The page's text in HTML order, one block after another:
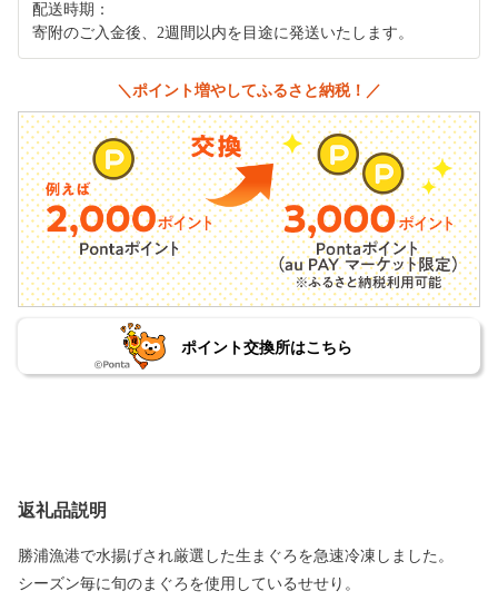
配送時期：
寄附のご入金後、2週間以内を目途に発送いたします。
＼ポイント増やしてふるさと納税！／
ポイント交換所はこちら
返礼品説明
勝浦漁港で水揚げされ厳選した生まぐろを急速冷凍しました。
シーズン毎に旬のまぐろを使用しているせせり。